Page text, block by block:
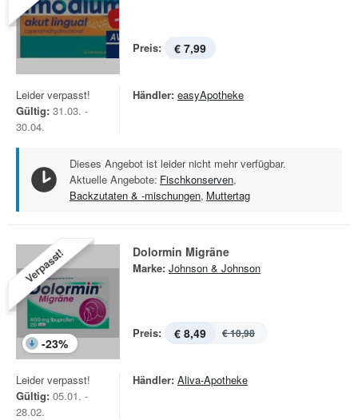
Preis: € 7,99
Leider verpasst!
Gültig: 31.03. -
30.04.
Händler: easyApotheke
Dieses Angebot ist leider nicht mehr verfügbar.
Aktuelle Angebote: Fischkonserven,
Backzutaten & -mischungen, Muttertag
Verpasst!
-23%
Dolormin Migräne
Marke: Johnson & Johnson
Preis: € 8,49 € 10,98
Leider verpasst!
Gültig: 05.01. -
28.02.
Händler: Aliva-Apotheke